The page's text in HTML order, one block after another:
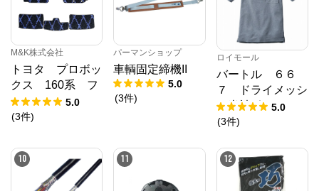
M&K株式会社
トヨタ プロボッ
クス 160系 フ
ロアマット H2
6/9～ カーマッ
ルス 消臭 エ
クセレントタイプ
5.0
(3件)
パーマンショップ
車輌固定締機II
5.0
(3件)
ロイモール
バートル ６６
７ ドライメッシ
ュ半袖ポロシャ
ツ バーク ３Ｌ
5.0
(3件)
10 11 12